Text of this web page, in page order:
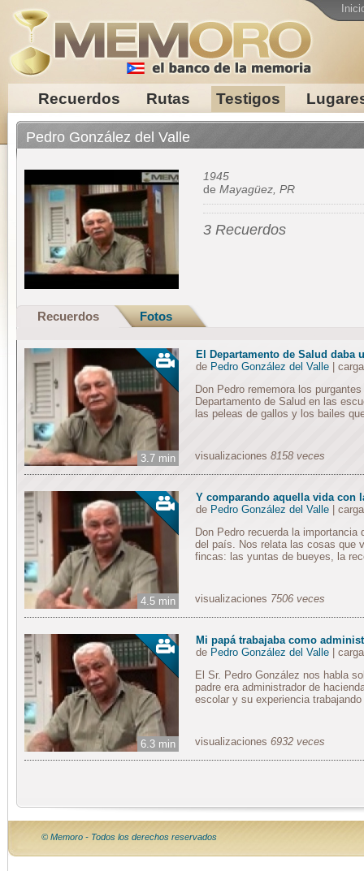
Recuerdos Rutas Testigos
Pedro González del Valle
1945
de Mayagüez, PR
3 Recuerdos
Recuerdos Fotos
3.7 min
El Departamento de Salud daba
de Pedro González del Valle|
Don Pedro rememora los
Departamento de Salud en las
las peleas de gallos y los bailes
visualizaciones 8158 veces
4.5 min
Y comparando aquella vida con
de Pedro González del Valle|
Don Pedro recuerda la
del país. Nos relata las cosas que
fincas: las yuntas de bueyes, la
visualizaciones 7506 veces
6.3 min
Mi papá trabajaba como
de Pedro González del Valle|
El Sr. Pedro González nos habla
padre era administrador de
escolar y su experiencia
visualizaciones 6932 veces
© Memoro - Todos los derechos reservados